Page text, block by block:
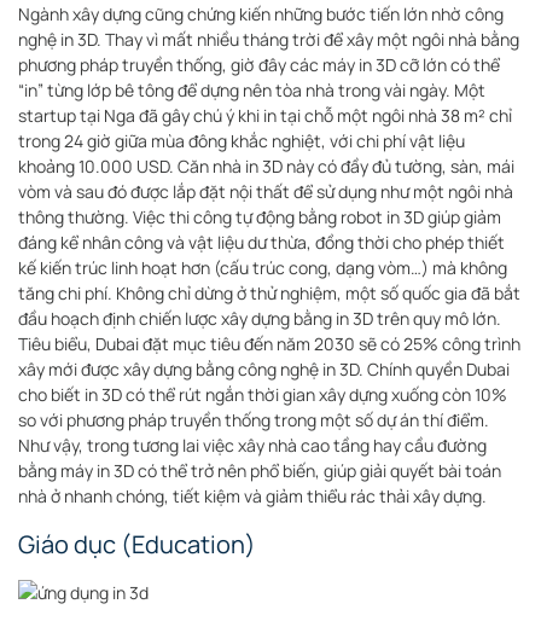
Ngành xây dựng cũng chứng kiến những bước tiến lớn nhờ công
nghệ in 3D. Thay vì mất nhiều tháng trời để xây một ngôi nhà bằng
phương pháp truyền thống, giờ đây các máy in 3D cỡ lớn có thể
“in” từng lớp bê tông để dựng nên tòa nhà trong vài ngày. Một
startup tại Nga đã gây chú ý khi in tại chỗ một ngôi nhà 38 m² chỉ
trong 24 giờ giữa mùa đông khắc nghiệt, với chi phí vật liệu
khoảng 10.000 USD. Căn nhà in 3D này có đầy đủ tường, sàn, mái
vòm và sau đó được lắp đặt nội thất để sử dụng như một ngôi nhà
thông thường. Việc thi công tự động bằng robot in 3D giúp giảm
đáng kể nhân công và vật liệu dư thừa, đồng thời cho phép thiết
kế kiến trúc linh hoạt hơn (cấu trúc cong, dạng vòm…) mà không
tăng chi phí. Không chỉ dừng ở thử nghiệm, một số quốc gia đã bắt
đầu hoạch định chiến lược xây dựng bằng in 3D trên quy mô lớn.
Tiêu biểu, Dubai đặt mục tiêu đến năm 2030 sẽ có 25% công trình
xây mới được xây dựng bằng công nghệ in 3D. Chính quyền Dubai
cho biết in 3D có thể rút ngắn thời gian xây dựng xuống còn 10%
so với phương pháp truyền thống trong một số dự án thí điểm.
Như vậy, trong tương lai việc xây nhà cao tầng hay cầu đường
bằng máy in 3D có thể trở nên phổ biến, giúp giải quyết bài toán
nhà ở nhanh chóng, tiết kiệm và giảm thiểu rác thải xây dựng.
Giáo dục (Education)